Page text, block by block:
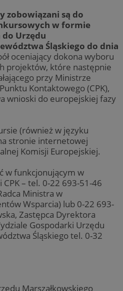
zobowiązani są do
w formie
Urzędu
Śląskiego do dnia
oceniający dokona wyboru
projektów, które następnie
przy Ministrze
Kontaktowego (CPK),
wnioski do europejskiej fazy
(również w języku
stronie internetowej
Komisji Europejskiej.
w funkcjonującym w
– tel. 0-22 693-51-46
Ministra w
Wsparcia) lub 0-22 693-
Zastępca Dyrektora
Gospodarki Urzędu
Śląskiego tel. 0-32
Marszałkowskiego